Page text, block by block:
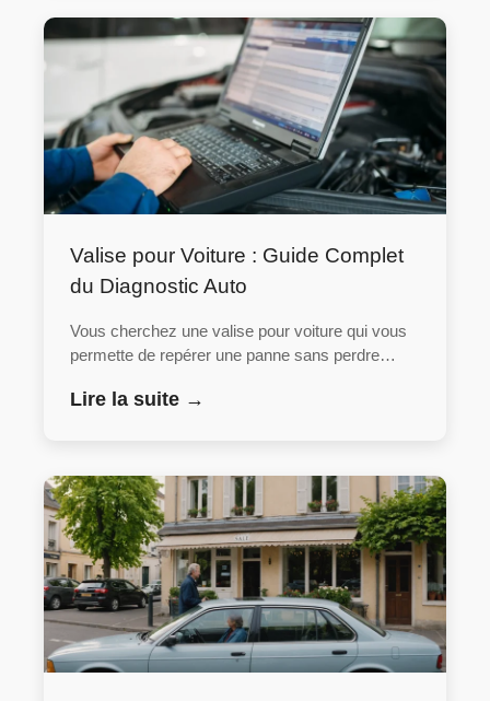
Valise pour Voiture : Guide Complet
du Diagnostic Auto
Vous cherchez une valise pour voiture qui vous
permette de repérer une panne sans perdre…
Lire la suite →